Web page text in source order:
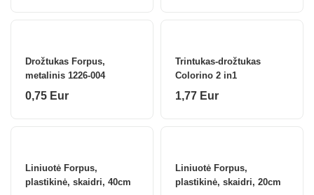
Drožtukas Forpus,
metalinis 1226-004
0,75 Eur
Trintukas-drožtukas
Colorino 2 in1
1,77 Eur
Liniuotė Forpus,
plastikinė, skaidri, 40cm
Liniuotė Forpus,
plastikinė, skaidri, 20cm